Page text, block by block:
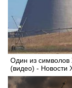
Один из
(видео) -